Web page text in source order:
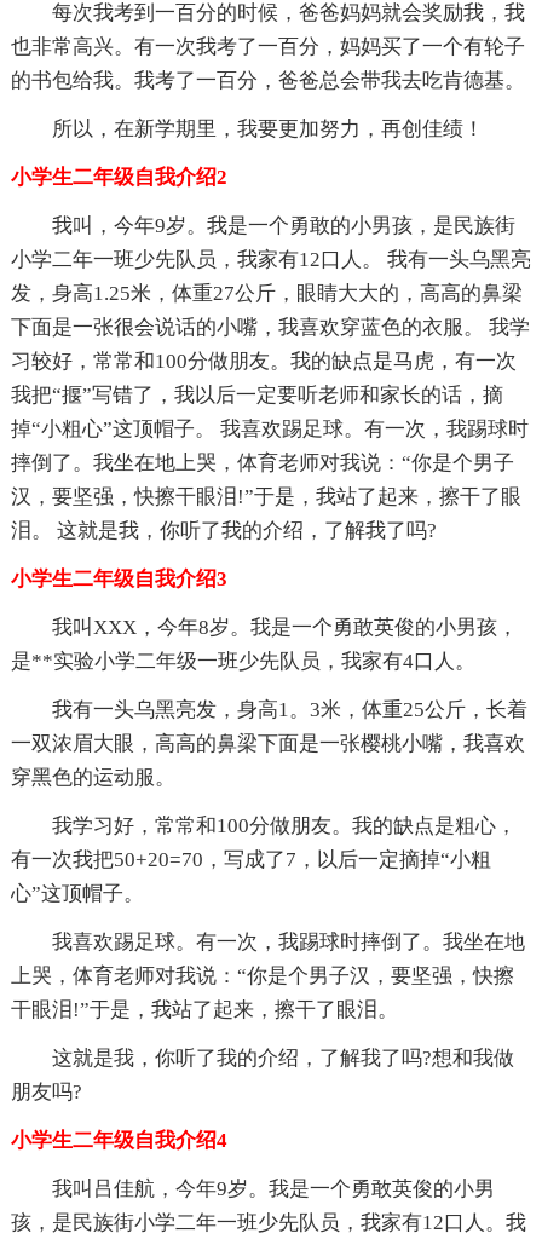
每次我考到一百分的时候，爸爸妈妈就会奖励我，我
也非常高兴。有一次我考了一百分，妈妈买了一个有轮子
的书包给我。我考了一百分，爸爸总会带我去吃肯德基。
所以，在新学期里，我要更加努力，再创佳绩！
小学生二年级自我介绍2
我叫，今年9岁。我是一个勇敢的小男孩，是民族街
小学二年一班少先队员，我家有12口人。 我有一头乌黑亮
发，身高1.25米，体重27公斤，眼睛大大的，高高的鼻梁
下面是一张很会说话的小嘴，我喜欢穿蓝色的衣服。 我学
习较好，常常和100分做朋友。我的缺点是马虎，有一次
我把“揠”写错了，我以后一定要听老师和家长的话，摘
掉“小粗心”这顶帽子。 我喜欢踢足球。有一次，我踢球时
摔倒了。我坐在地上哭，体育老师对我说：“你是个男子
汉，要坚强，快擦干眼泪!”于是，我站了起来，擦干了眼
泪。 这就是我，你听了我的介绍，了解我了吗?
小学生二年级自我介绍3
我叫XXX，今年8岁。我是一个勇敢英俊的小男孩，
是**实验小学二年级一班少先队员，我家有4口人。
我有一头乌黑亮发，身高1。3米，体重25公斤，长着
一双浓眉大眼，高高的鼻梁下面是一张樱桃小嘴，我喜欢
穿黑色的运动服。
我学习好，常常和100分做朋友。我的缺点是粗心，
有一次我把50+20=70，写成了7，以后一定摘掉“小粗
心”这顶帽子。
我喜欢踢足球。有一次，我踢球时摔倒了。我坐在地
上哭，体育老师对我说：“你是个男子汉，要坚强，快擦
干眼泪!”于是，我站了起来，擦干了眼泪。
这就是我，你听了我的介绍，了解我了吗?想和我做
朋友吗?
小学生二年级自我介绍4
我叫吕佳航，今年9岁。我是一个勇敢英俊的小男
孩，是民族街小学二年一班少先队员，我家有12口人。我